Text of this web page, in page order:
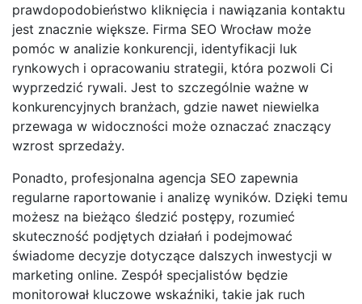
prawdopodobieństwo kliknięcia i nawiązania kontaktu
jest znacznie większe. Firma SEO Wrocław może
pomóc w analizie konkurencji, identyfikacji luk
rynkowych i opracowaniu strategii, która pozwoli Ci
wyprzedzić rywali. Jest to szczególnie ważne w
konkurencyjnych branżach, gdzie nawet niewielka
przewaga w widoczności może oznaczać znaczący
wzrost sprzedaży.
Ponadto, profesjonalna agencja SEO zapewnia
regularne raportowanie i analizę wyników. Dzięki temu
możesz na bieżąco śledzić postępy, rozumieć
skuteczność podjętych działań i podejmować
świadome decyzje dotyczące dalszych inwestycji w
marketing online. Zespół specjalistów będzie
monitorował kluczowe wskaźniki, takie jak ruch